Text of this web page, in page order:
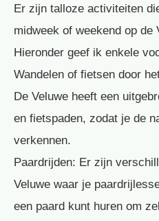
Er zijn talloze activiteiten
midweek of weekend op de
Hieronder geef ik enkele
Wandelen of fietsen door
De Veluwe heeft een
en fietspaden, zodat je de
verkennen.
Paardrijden: Er zijn
Veluwe waar je
een paard kunt huren om